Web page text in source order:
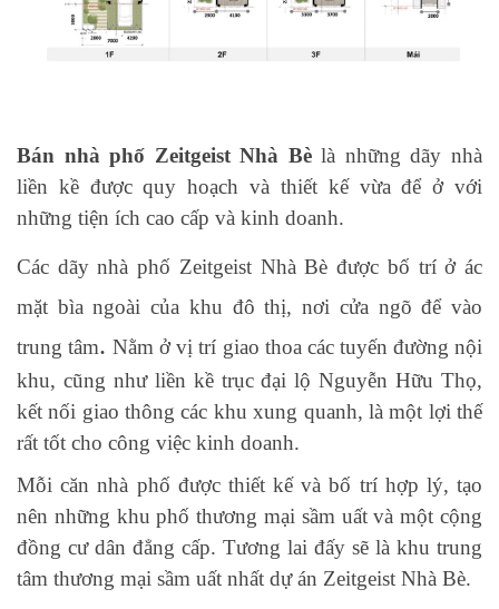
Bán nhà phố Zeitgeist Nhà Bè là những dãy nhà
liền kề được quy hoạch và thiết kế vừa để ở với
những tiện ích cao cấp và kinh doanh.
Các dãy nhà phố Zeitgeist Nhà Bè được bố trí ở ác
mặt bìa ngoài của khu đô thị, nơi cửa ngõ để vào
trung tâm.Nằm ở vị trí giao thoa các tuyến đường nội
khu, cũng như liền kề trục đại lộ Nguyễn Hữu Thọ,
kết nối giao thông các khu xung quanh, là một lợi thế
rất tốt cho công việc kinh doanh.
Mỗi căn nhà phố được thiết kế và bố trí hợp lý, tạo
nên những khu phố thương mại sầm uất và một cộng
đồng cư dân đẳng cấp. Tương lai đấy sẽ là khu trung
tâm thương mại sầm uất nhất dự án Zeitgeist Nhà Bè.